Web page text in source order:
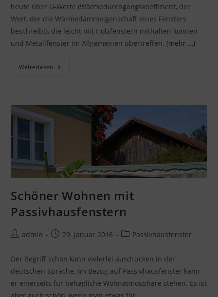
heute über U-Werte (Wärmedurchgangskoeffizient, der
Wert, der die Wärmedämmeigenschaft eines Fensters
beschreibt), die leicht mit Holzfenstern mithalten können
und Metallfenster im Allgemeinen übertreffen.(mehr …)
Weiterlesen Moderne
Schöner Wohnen mit
Passivhausfenstern
Beitrags-
admin
Beitrag29. Januar 2016
Beitrags-
Passivhausfenster
Der Begriff schön kann vielerlei ausdrücken in der
deutschen Sprache. Im Bezug auf Passivhausfenster kann
er einerseits für behagliche Wohnatmosphäre stehen. Es ist